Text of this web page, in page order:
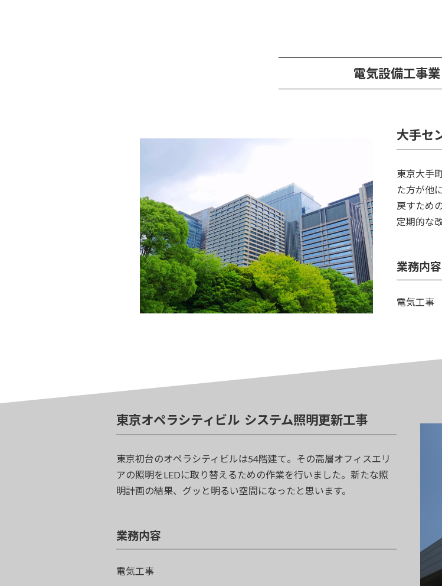
電気設備⼯事業
大手セ
東京大手
た方が他
戻すため
定期的な
業務内容
電気工事
東京オペラシティビル システム照明更新工事
東京初台のオペラシティビルは54階建て。その高層オフィスエリ
アの照明をLEDに取り替えるための作業を行いました。新たな照
明計画の結果、グッと明るい空間になったと思います。
業務内容
電気工事